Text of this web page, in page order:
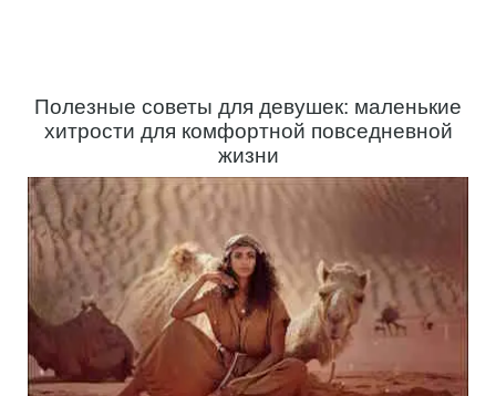
Полезные советы для девушек: маленькие
хитрости для комфортной повседневной
жизни